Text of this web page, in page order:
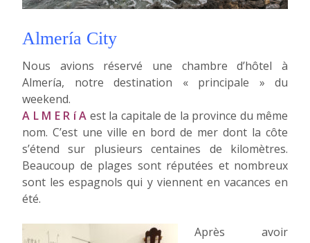
Almería City
Nous avions réservé une chambre d’hôtel à
Almería, notre destination « principale » du
weekend.
A L M E R í A est la capitale de la province du même
nom. C’est une ville en bord de mer dont la côte
s’étend sur plusieurs centaines de kilomètres.
Beaucoup de plages sont réputées et nombreux
sont les espagnols qui y viennent en vacances en
été.
Après avoir